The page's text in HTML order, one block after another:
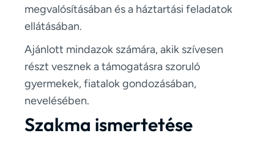
megvalósításában és a háztartási feladatok
ellátásában.
Ajánlott mindazok számára, akik szívesen
részt vesznek a támogatásra szoruló
gyermekek, fiatalok gondozásában,
nevelésében.
Szakma ismertetése